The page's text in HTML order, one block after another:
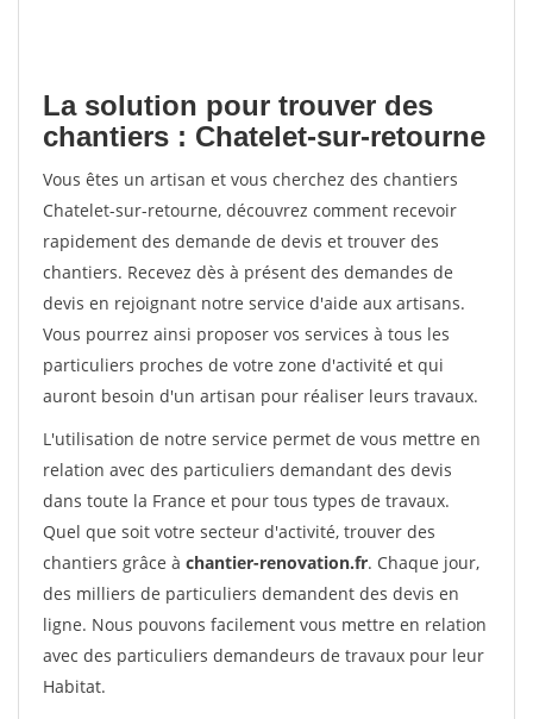
La solution pour trouver des
chantiers : Chatelet-sur-retourne
Vous êtes un artisan et vous cherchez des chantiers
Chatelet-sur-retourne, découvrez comment recevoir
rapidement des demande de devis et trouver des
chantiers. Recevez dès à présent des demandes de
devis en rejoignant notre service d'aide aux artisans.
Vous pourrez ainsi proposer vos services à tous les
particuliers proches de votre zone d'activité et qui
auront besoin d'un artisan pour réaliser leurs travaux.
L'utilisation de notre service permet de vous mettre en
relation avec des particuliers demandant des devis
dans toute la France et pour tous types de travaux.
Quel que soit votre secteur d'activité, trouver des
chantiers grâce à chantier-renovation.fr. Chaque jour,
des milliers de particuliers demandent des devis en
ligne. Nous pouvons facilement vous mettre en relation
avec des particuliers demandeurs de travaux pour leur
Habitat.